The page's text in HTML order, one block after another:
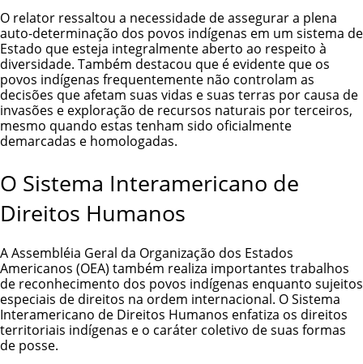
O relator ressaltou a necessidade de assegurar a plena
auto-determinação dos povos indígenas em um sistema de
Estado que esteja integralmente aberto ao respeito à
diversidade. Também destacou que é evidente que os
povos indígenas frequentemente não controlam as
decisões que afetam suas vidas e suas terras por causa de
invasões e exploração de recursos naturais por terceiros,
mesmo quando estas tenham sido oficialmente
demarcadas e homologadas.
O Sistema Interamericano de
Direitos Humanos
A Assembléia Geral da Organização dos Estados
Americanos (OEA) também realiza importantes trabalhos
de reconhecimento dos povos indígenas enquanto sujeitos
especiais de direitos na ordem internacional. O Sistema
Interamericano de Direitos Humanos enfatiza os direitos
territoriais indígenas e o caráter coletivo de suas formas
de posse.